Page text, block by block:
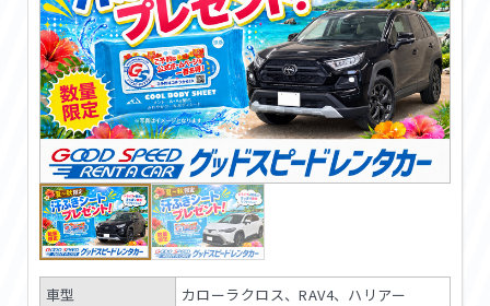
車型
カローラクロス、RAV4、ハリアー